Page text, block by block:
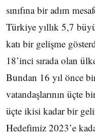
sınıfına bir adım
Türkiye yıllık 5,7
katı bir gelişme
18’inci sırada olan
Bundan 16 yıl önce
vatandaşlarının üçte
üçte ikisi kadar bir
Hedefimiz 2023’e